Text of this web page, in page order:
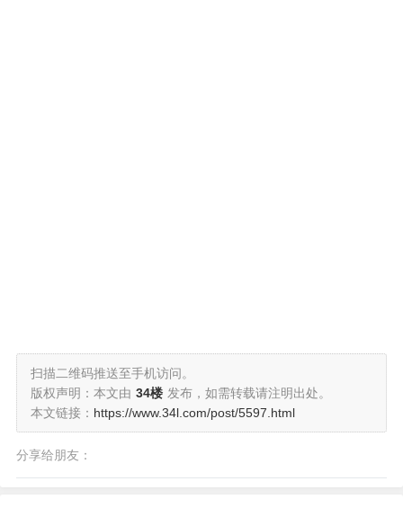
扫描二维码推送至手机访问。
版权声明：本文由 34楼 发布，如需转载请注明出处。
本文链接： https://www.34l.com/post/5597.html
分享给朋友：